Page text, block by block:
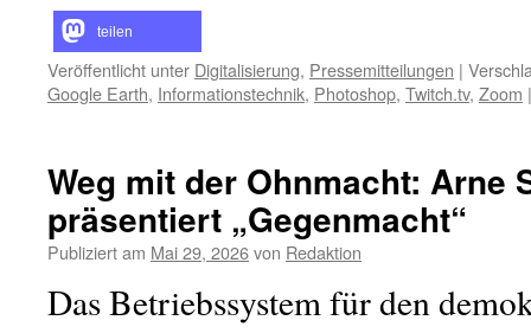
teilen
Veröffentlicht unter Digitalisierung, Pressemitteilungen |
Google Earth, Informationstechnik, Photoshop, Twitch.tv, Zoom |
Weg mit der Ohnmacht: Arne
präsentiert „Gegenmacht“
Publiziert am Mai 29, 2026von Redaktion
Das Betriebssystem für den